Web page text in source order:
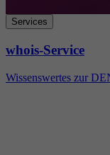
Services
whois-Service
Wissenswertes zur